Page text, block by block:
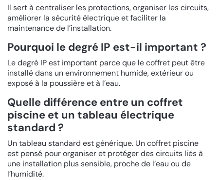
Il sert à centraliser les protections, organiser les circuits,
améliorer la sécurité électrique et faciliter la
maintenance de l’installation.
Pourquoi le degré IP est-il important ?
Le degré IP est important parce que le coffret peut être
installé dans un environnement humide, extérieur ou
exposé à la poussière et à l’eau.
Quelle différence entre un coffret
piscine et un tableau électrique
standard ?
Un tableau standard est générique. Un coffret piscine
est pensé pour organiser et protéger des circuits liés à
une installation plus sensible, proche de l’eau ou de
l’humidité.